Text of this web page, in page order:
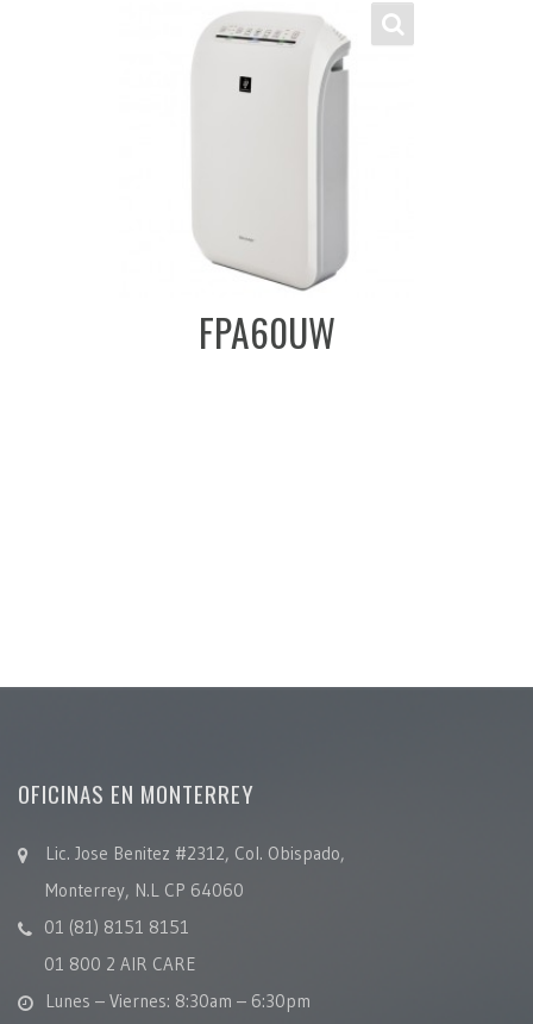
FPA60UW
OFICINAS EN MONTERREY
Lic. Jose Benitez #2312, Col. Obispado,
Monterrey, N.L CP 64060
01 (81) 8151 8151
01 800 2 AIR CARE
Lunes – Viernes: 8:30am – 6:30pm